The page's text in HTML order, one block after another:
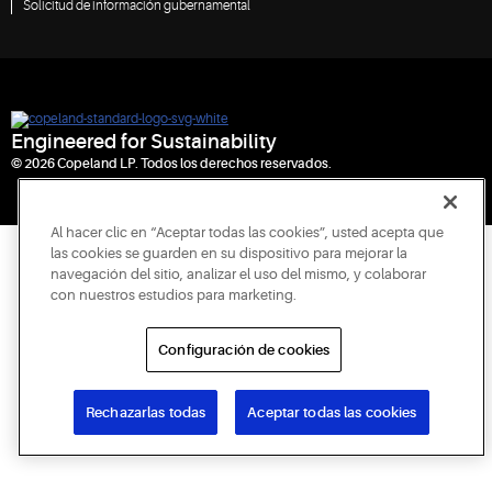
Solicitud de información gubernamental
Engineered for Sustainability
© 2026 Copeland LP. Todos los derechos reservados.
Al hacer clic en “Aceptar todas las cookies”, usted acepta que
las cookies se guarden en su dispositivo para mejorar la
navegación del sitio, analizar el uso del mismo, y colaborar
con nuestros estudios para marketing.
Configuración de cookies
Rechazarlas todas Aceptar todas las cookies